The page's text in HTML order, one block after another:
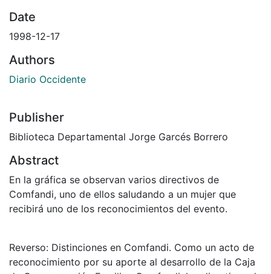
Date
1998-12-17
Authors
Diario Occidente
Publisher
Biblioteca Departamental Jorge Garcés Borrero
Abstract
En la gráfica se observan varios directivos de
Comfandi, uno de ellos saludando a un mujer que
recibirá uno de los reconocimientos del evento.
Reverso: Distinciones en Comfandi. Como un acto de
reconocimiento por su aporte al desarrollo de la Caja